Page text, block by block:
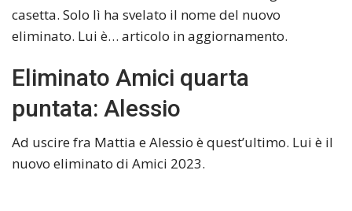
casetta. Solo lì ha svelato il nome del nuovo
eliminato. Lui è… articolo in aggiornamento.
Eliminato Amici quarta
puntata: Alessio
Ad uscire fra Mattia e Alessio è quest’ultimo. Lui è il
nuovo eliminato di Amici 2023.